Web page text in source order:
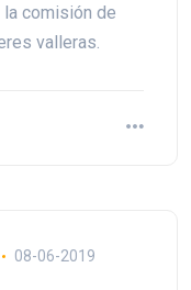
la comisión de
valleras.
08-06-2019